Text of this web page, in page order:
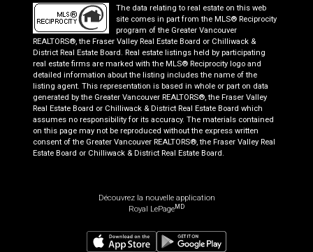
The data relating to real estate on this web
site comes in part from the MLS® Reciprocity
program of the Greater Vancouver
REALTORS®, the Fraser Valley Real Estate Board or Chilliwack &
District Real Estate Board. Real estate listings held by participating
real estate firms are marked with the MLS® Reciprocity logo and
detailed information about the listing includes the name of the
listing agent. This representation is based in whole or part on data
generated by the Greater Vancouver REALTORS®, the Fraser Valley
Real Estate Board or Chilliwack & District Real Estate Board which
assumes no responsibility for its accuracy. The materials contained
on this page may not be reproduced without the express written
consent of the Greater Vancouver REALTORS®, the Fraser Valley Real
Estate Board or Chilliwack & District Real Estate Board.
Découvrez la nouvelle application
Royal LePageMD